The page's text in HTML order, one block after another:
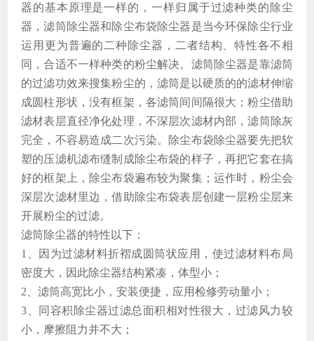
器的基本原理是一样的，一样归属于过滤种类的除尘
器，滤筒除尘器和除尘布袋除尘器是当今环保除尘行业
运用更为普遍的二种除尘器，二者结构、特性各不相
同，合适不一样种类的粉尘解决。滤筒除尘器是靠滤筒
的过滤功效来搜集粉尘的，滤筒是以硬质的的滤材伸缩
成圆柱形状，没有框架，各滤筒间间隔很大；粉尘借助
滤材表层直径净化处理，不深层次滤材内部，滤筒除灰
完全，不容易造成二次污染。除尘布袋除尘器要先把软
塑的压滤机滤布缝制成除尘布袋的样子，再把它套在搞
好的框架上，除尘布袋遍布较为聚集；运作时，粉尘会
深层次滤材里边，借助除尘布袋表层创建一层粉尘层来
开展粉尘的过滤。
滤筒除尘器的特性以下：
1、因为过滤材料折褶成圆筒状应用，使过滤材料布局
密度大，因此除尘器结构紧凑，体型小；
2、滤筒高宽比小，安装便捷，应用检修劳动量小；
3、同容积除尘器过滤总面积相对性很大，过滤风力较
小，摩擦阻力并不大；